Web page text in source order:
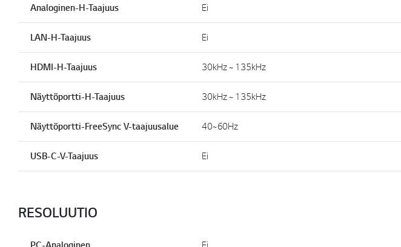
Analoginen-H-Taajuus Ei
LAN-H-Taajuus Ei
HDMI-H-Taajuus 30kHz ~ 135kHz
Näyttöportti-H-Taajuus 30kHz ~ 135kHz
Näyttöportti-FreeSync V-taajuusalue 40~60Hz
USB-C-V-Taajuus Ei
RESOLUUTIO
Ei